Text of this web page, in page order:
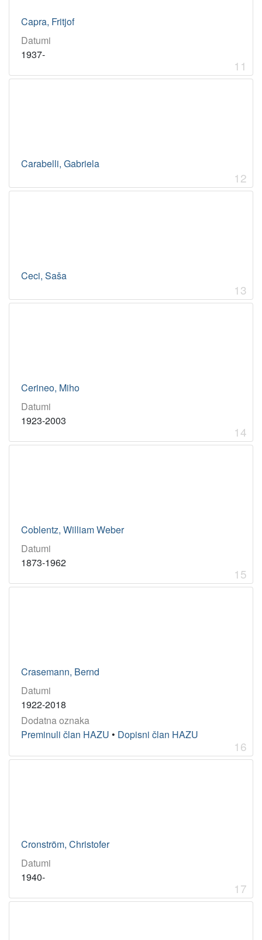
Capra, Fritjof
Datumi
1937-
11
Carabelli, Gabriela
12
Ceci, Saša
13
Cerineo, Miho
Datumi
1923-2003
14
Coblentz, William Weber
Datumi
1873-1962
15
Crasemann, Bernd
Datumi
1922-2018
Dodatna oznaka
Preminuli član HAZU • Dopisni član HAZU
16
Cronström, Christofer
Datumi
1940-
17